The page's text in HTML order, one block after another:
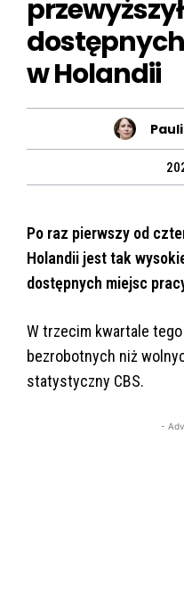
w Holandii
Po raz pierwszy od
Holandii jest tak
dostępnych miejsc
W trzecim kwartale
bezrobotnych niż
statystyczny CBS.
-